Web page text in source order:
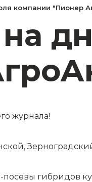
компании "Пионер
журнала!
гибридов